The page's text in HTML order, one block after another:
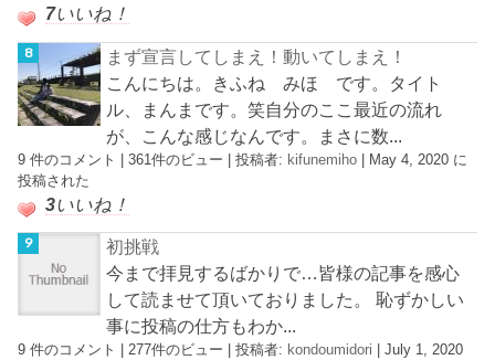
7いいね！
まず宣言してしまえ！動いてしまえ！
こんにちは。きふね みほ です。タイト
ル、まんまです。笑自分のここ最近の流れ
が、こんな感じなんです。まさに数...
9 件のコメント |361件のビュー |投稿者: kifunemiho | May 4, 2020 に
投稿された
3いいね！
初挑戦
今まで拝見するばかりで…皆様の記事を感心
して読ませて頂いておりました。 恥ずかしい
事に投稿の仕方もわか...
9 件のコメント |277件のビュー |投稿者: kondoumidori |July 1, 2020